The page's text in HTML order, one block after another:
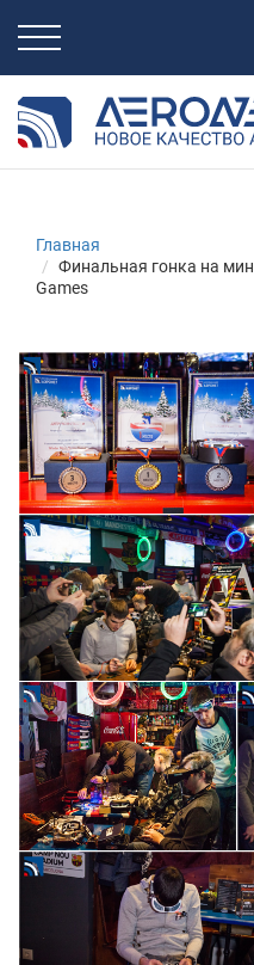
Свернуть
навигацию
Главная
Финальная гонка на
Games